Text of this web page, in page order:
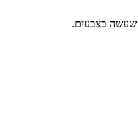
שעשה בצבעים.